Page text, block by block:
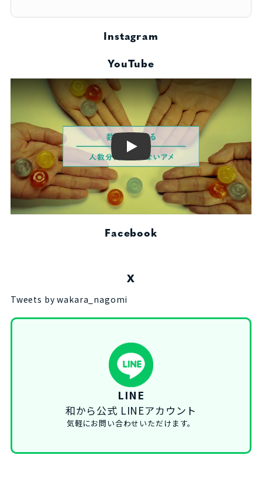
Instagram
YouTube
Play
Facebook
X
Tweets by wakara_nagomi
LINE
和から公式 LINEアカウント
気軽にお問い合わせいただけます。